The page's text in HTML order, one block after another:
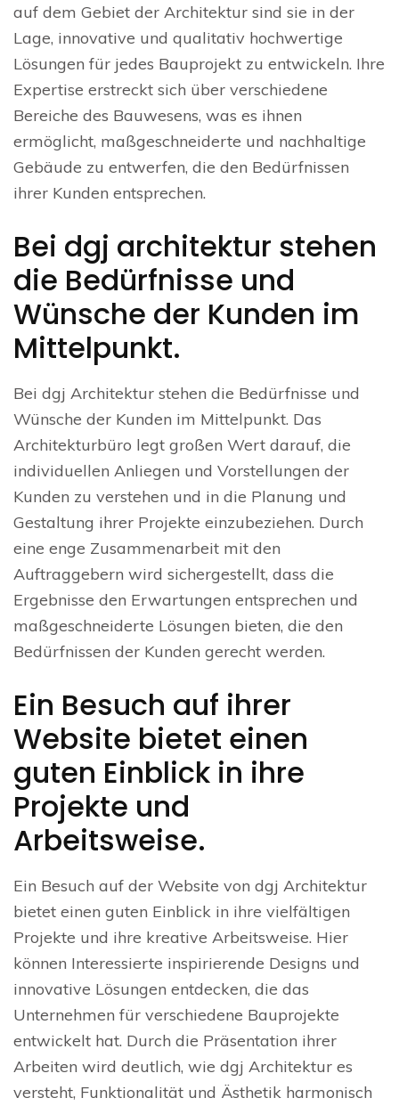
auf dem Gebiet der Architektur sind sie in der
Lage, innovative und qualitativ hochwertige
Lösungen für jedes Bauprojekt zu entwickeln. Ihre
Expertise erstreckt sich über verschiedene
Bereiche des Bauwesens, was es ihnen
ermöglicht, maßgeschneiderte und nachhaltige
Gebäude zu entwerfen, die den Bedürfnissen
ihrer Kunden entsprechen.
Bei dgj architektur stehen
die Bedürfnisse und
Wünsche der Kunden im
Mittelpunkt.
Bei dgj Architektur stehen die Bedürfnisse und
Wünsche der Kunden im Mittelpunkt. Das
Architekturbüro legt großen Wert darauf, die
individuellen Anliegen und Vorstellungen der
Kunden zu verstehen und in die Planung und
Gestaltung ihrer Projekte einzubeziehen. Durch
eine enge Zusammenarbeit mit den
Auftraggebern wird sichergestellt, dass die
Ergebnisse den Erwartungen entsprechen und
maßgeschneiderte Lösungen bieten, die den
Bedürfnissen der Kunden gerecht werden.
Ein Besuch auf ihrer
Website bietet einen
guten Einblick in ihre
Projekte und
Arbeitsweise.
Ein Besuch auf der Website von dgj Architektur
bietet einen guten Einblick in ihre vielfältigen
Projekte und ihre kreative Arbeitsweise. Hier
können Interessierte inspirierende Designs und
innovative Lösungen entdecken, die das
Unternehmen für verschiedene Bauprojekte
entwickelt hat. Durch die Präsentation ihrer
Arbeiten wird deutlich, wie dgj Architektur es
versteht, Funktionalität und Ästhetik harmonisch